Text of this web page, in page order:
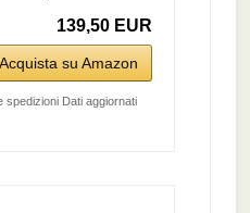
139,50 EUR
Acquista su Amazon
spedizioni Dati aggiornati